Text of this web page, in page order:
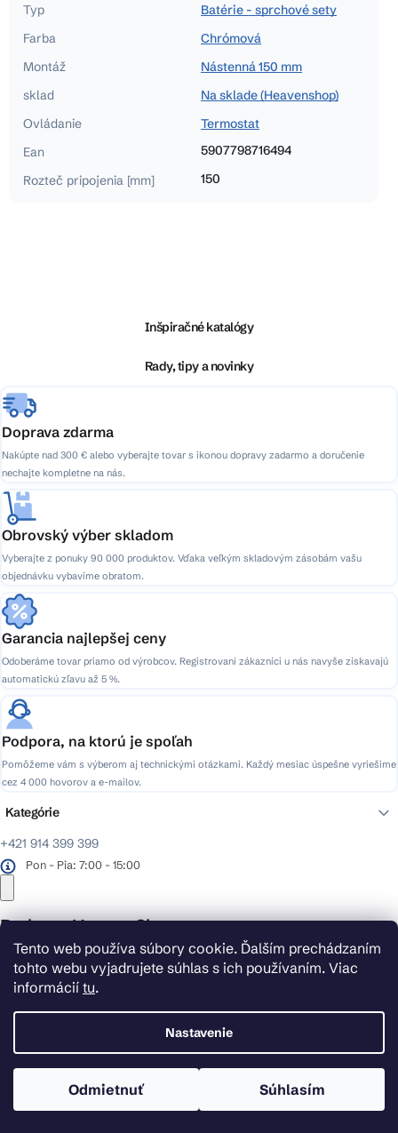
Tento web používa súbory cookie. Ďalším prechádzaním
tohto webu vyjadrujete súhlas s ich používaním. Viac
informácií tu.
Nastavenie
Odmietnuť Súhlasím
Typ
Batérie - sprchové sety
Farba
Chrómová
Montáž
Nástenná 150 mm
sklad
Na sklade (Heavenshop)
Ovládanie
Termostat
Ean
5907798716494
Rozteč pripojenia [mm]
150
e
Inšpiračné katalógy
Rady, tipy a novinky
Doprava zdarma
Nakúpte nad 300 € alebo vyberajte tovar s ikonou dopravy zadarmo a doručenie
nechajte kompletne na nás.
Obrovský výber skladom
Vyberajte z ponuky 90 000 produktov. Vďaka veľkým skladovým zásobám vašu
objednávku vybavíme obratom.
Garancia najlepšej ceny
Odoberáme tovar priamo od výrobcov. Registrovaní zákazníci u nás navyše získavajú
automatickú zľavu až 5 %.
Podpora, na ktorú je spoľah
Pomôžeme vám s výberom aj technickými otázkami. Každý mesiac úspešne vyriešime
cez 4 000 hovorov a e-mailov.
+421 914 399 399
Pon - Pia: 7:00 - 15:00
Podpora HeavenShop
Hovoríme týmito jazykmi:
Sme dostupní:
Pon – Pia: 7:00 – 15:00
Kategórie